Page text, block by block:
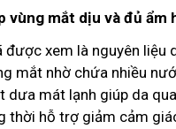
vùng mắt dịu và đủ ẩm
xem là nguyên liệu
mắt nhờ chứa nhiều
dưa mát lạnh giúp da
thời hỗ trợ giảm cảm